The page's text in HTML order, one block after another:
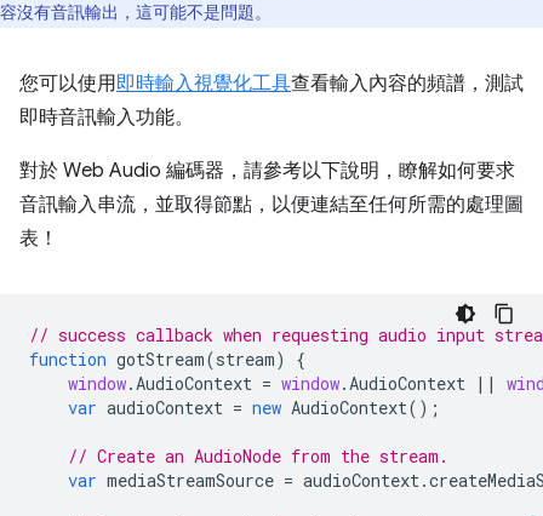
容沒有音訊輸出，這可能不是問題。
您可以使用即時輸入視覺化工具查看輸入內容的頻譜，測試
即時音訊輸入功能。
對於 Web Audio 編碼器，請參考以下說明，瞭解如何要求
音訊輸入串流，並取得節點，以便連結至任何所需的處理圖
表！
// success callback when requesting audio input
function gotStream(stream)
{
window.AudioContext = window.AudioContext ||
var audioContext = new AudioContext();
// Create an AudioNode from the stream.
var mediaStreamSource = audioContext.